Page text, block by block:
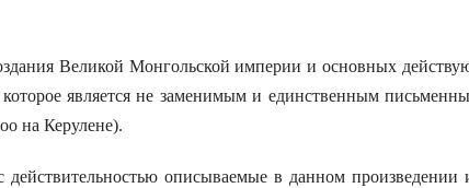
Великой Монгольской империи и основных
является не заменимым и единственным
на Керулене).
описываемые в данном произведении